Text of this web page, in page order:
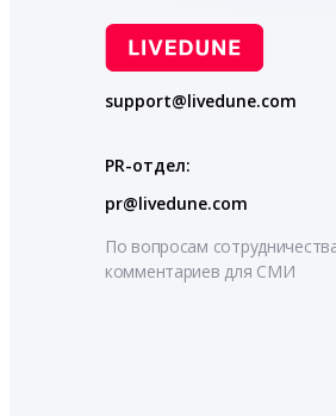
support@livedune.com
PR-отдел:
pr@livedune.com
По вопросам
комментариев для СМИ